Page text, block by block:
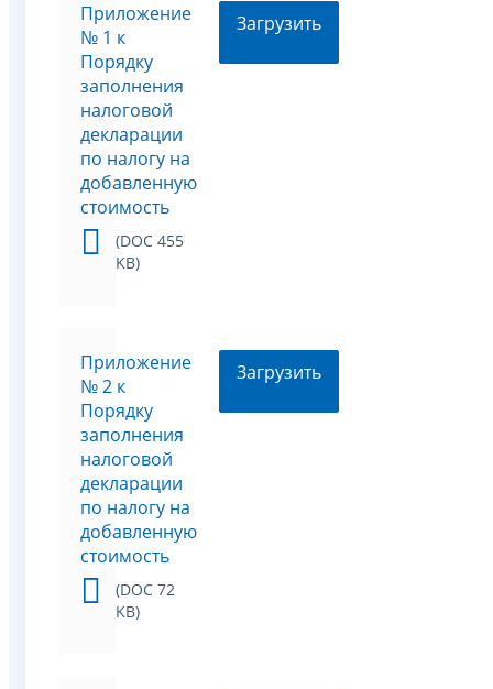
Приложение
№ 1 к
Порядку
заполнения
налоговой
декларации
по налогу на
добавленную
стоимость
(DOC 455
KB)
Загрузить
Приложение
№ 2 к
Порядку
заполнения
налоговой
декларации
по налогу на
добавленную
стоимость
(DOC 72
KB)
Загрузить